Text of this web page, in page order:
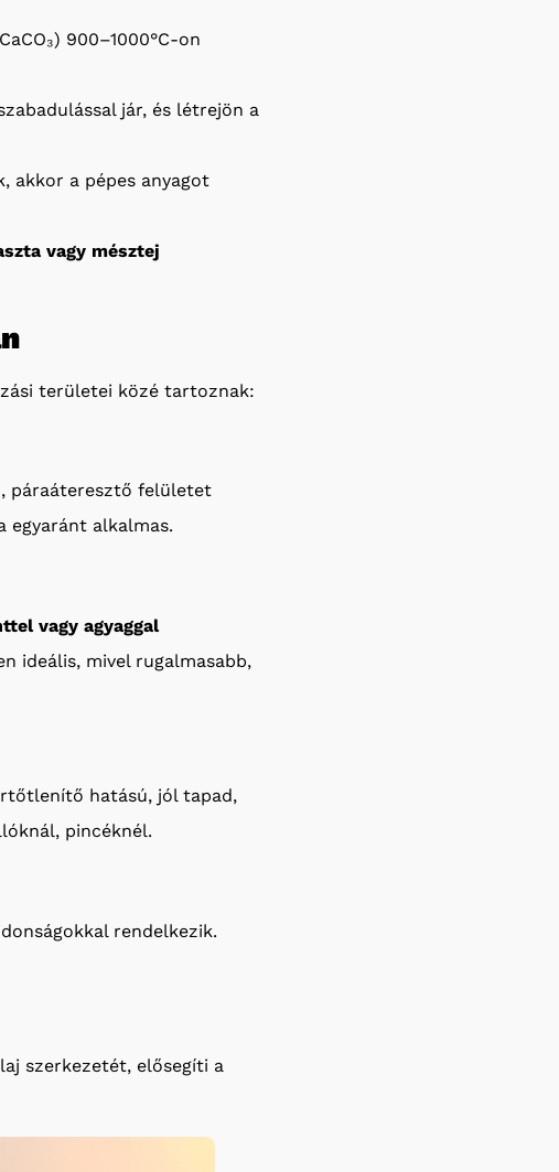
900–1000°C-on
jár, és létrejön a
akkor a pépes anyagot
vagy mésztej
területei közé tartoznak:
páraáteresztő felületet
egyaránt alkalmas.
vagy agyaggal
ideális, mivel rugalmasabb,
hatású, jól tapad,
pincéknél.
rendelkezik.
szerkezetét, elősegíti a